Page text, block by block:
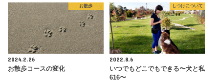
お散歩
2024.2.26
お散歩コースの変化
しつけについて
2022.8.6
いつでもどこでもできる〜犬と私
616〜